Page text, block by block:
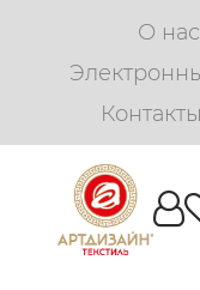
О нас
Контакты